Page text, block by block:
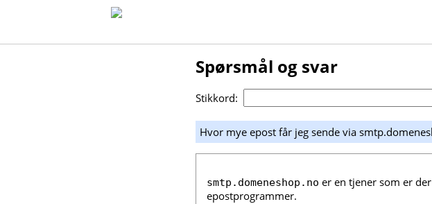
Spørsmål og svar
Stikkord:
Hvor mye epost får jeg sende via
smtp.domeneshop.no er en tjener som er
epostprogrammer.